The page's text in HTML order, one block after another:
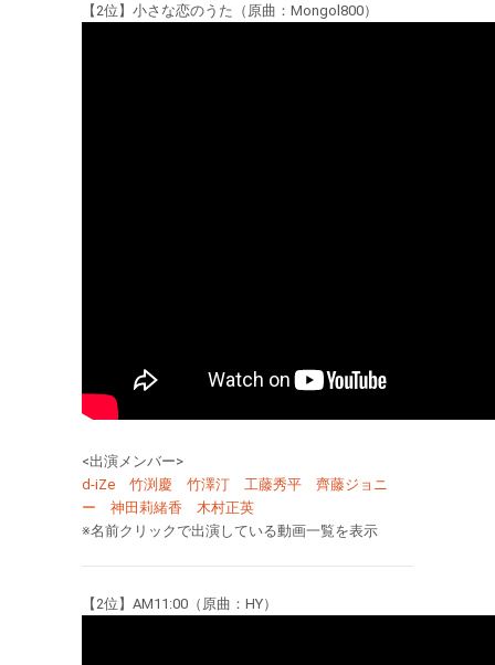
【2位】小さな恋のうた（原曲：Mongol800）
<出演メンバー>
d-iZe
竹渕慶 竹澤汀 工藤秀平
齊藤ジョニ
ー
神田莉緒香
木村正英
※名前クリックで出演している動画一覧を表示
【2位】AM11:00（原曲：HY）